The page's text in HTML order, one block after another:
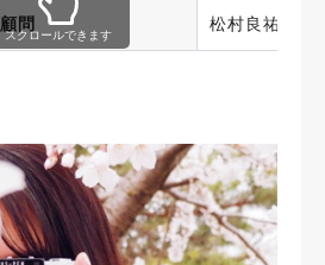
顧問 松村良祐
スクロールできます